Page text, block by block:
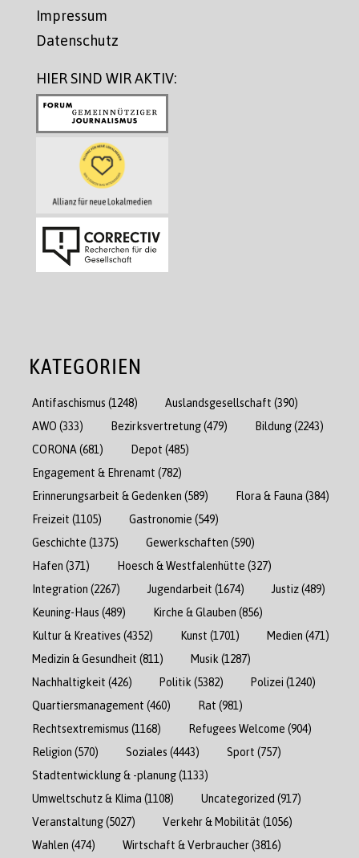
Impressum
Datenschutz
HIER SIND WIR AKTIV:
KATEGORIEN
Antifaschismus (1248) Auslandsgesellschaft (390)
AWO (333) Bezirksvertretung(479) Bildung(2243)
CORONA (681) Depot (485)
Engagement & Ehrenamt (782)
Erinnerungsarbeit & Gedenken (589) Flora & Fauna (384)
Freizeit (1105) Gastronomie (549)
Geschichte (1375) Gewerkschaften (590)
Hafen (371) Hoesch & Westfalenhütte (327)
Integration (2267) Jugendarbeit (1674) Justiz(489)
Keuning-Haus (489) Kirche & Glauben (856)
Kultur & Kreatives (4352) Kunst (1701) Medien (471)
Medizin & Gesundheit (811) Musik (1287)
Nachhaltigkeit (426) Politik (5382) Polizei (1240)
Quartiersmanagement (460) Rat (981)
Rechtsextremismus (1168) Refugees Welcome (904)
Religion (570) Soziales (4443) Sport (757)
Stadtentwicklung & -planung(1133)
Umweltschutz & Klima (1108) Uncategorized (917)
Veranstaltung(5027) Verkehr & Mobilität (1056)
Wahlen (474) Wirtschaft & Verbraucher(3816)